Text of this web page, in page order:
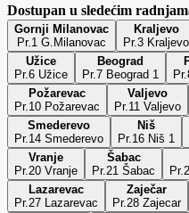
Dostupan u sledećim
Gornji Milanovac
Pr.1 G.Milanovac
Kraljevo
Pr.3 Kraljevo
Užice
Pr.6 Užice
Beograd
Pr.7 Beograd 1
Požarevac
Pr.10 Požarevac
Valjevo
Pr.11 Valjevo
Smederevo
Pr.14 Smederevo
Niš
Pr.16 Niš 1
Vranje
Pr.20 Vranje
Šabac
Pr.21 Šabac
Lazarevac
Pr.27 Lazarevac
Zaječar
Pr.28 Zajecar